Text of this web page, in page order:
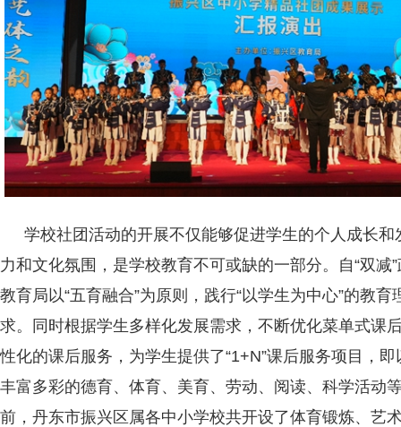
学校社团活动的开展不仅能够促进学生的个人成长
力和文化氛围，是学校教育不可或缺的一部分。自“双减
教育局以“五育融合”为原则，践行“以学生为中心”的教
求。同时根据学生多样化发展需求，不断优化菜单式课
性化的课后服务，为学生提供了“1+N”课后服务项目，
丰富多彩的德育、体育、美育、劳动、阅读、科学活动
前，丹东市振兴区属各中小学校共开设了体育锻炼、艺